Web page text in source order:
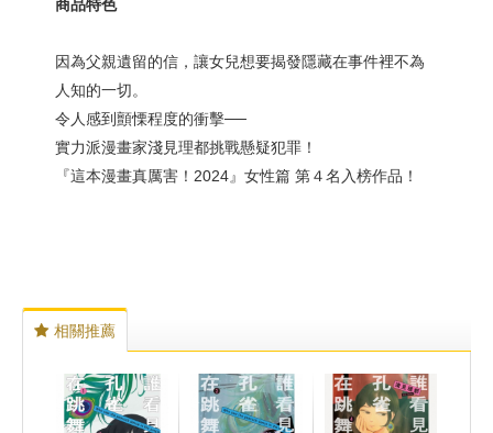
商品特色
因為父親遺留的信，讓女兒想要揭發隱藏在事件裡不為
人知的一切。
令人感到顫慄程度的衝擊──
實力派漫畫家淺見理都挑戰懸疑犯罪！
『這本漫畫真厲害！2024』女性篇 第４名入榜作品！
相關推薦